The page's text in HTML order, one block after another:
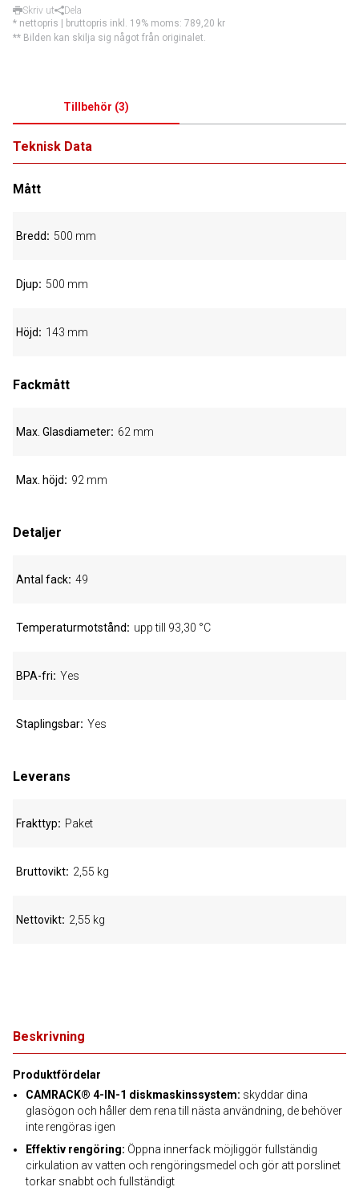
Skriv ut
Dela
* nettopris | bruttopris inkl. 19% moms: 789,20 kr
** Bilden kan skilja sig något från originalet.
Tillbehör (3)
Beskrivning
Produktfördelar
CAMRACK® 4-IN-1 diskmaskinssystem: skyddar dina
glasögon och håller dem rena till nästa användning, de behöver
inte rengöras igen
Effektiv rengöring: Öppna innerfack möjliggör fullständig
cirkulation av vatten och rengöringsmedel och gör att porslinet
torkar snabbt och fullständigt
Teknisk Data
Mått
Bredd 500 mm
Djup 500 mm
Höjd 143 mm
Fackmått
Max. Glasdiameter 62 mm
Max. höjd 92 mm
Detaljer
Antal fack 49
Temperaturmotstånd upp till 93,30 °C
BPA-fri Yes
Staplingsbar Yes
Leverans
Frakttyp Paket
Bruttovikt 2,55 kg
Nettovikt 2,55 kg